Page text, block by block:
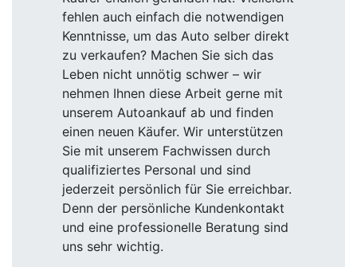
fehlen auch einfach die notwendigen
Kenntnisse, um das Auto selber direkt
zu verkaufen? Machen Sie sich das
Leben nicht unnötig schwer – wir
nehmen Ihnen diese Arbeit gerne mit
unserem Autoankauf ab und finden
einen neuen Käufer. Wir unterstützen
Sie mit unserem Fachwissen durch
qualifiziertes Personal und sind
jederzeit persönlich für Sie erreichbar.
Denn der persönliche Kundenkontakt
und eine professionelle Beratung sind
uns sehr wichtig.